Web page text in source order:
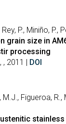
P., Miniño, P.,
grain size in
processing
, 2011 | DOI
Figueroa, R.,